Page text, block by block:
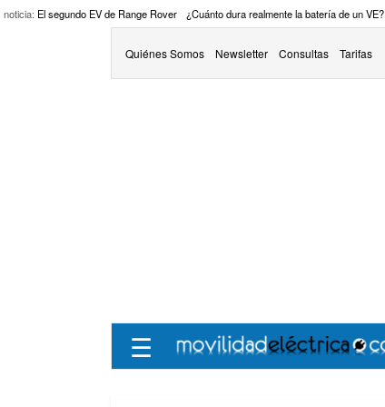
noticia: El segundo EV de Range Rover ¿Cuánto dura realmente la batería de un VE?
Quiénes Somos Newsletter Consultas Tarifas
☰